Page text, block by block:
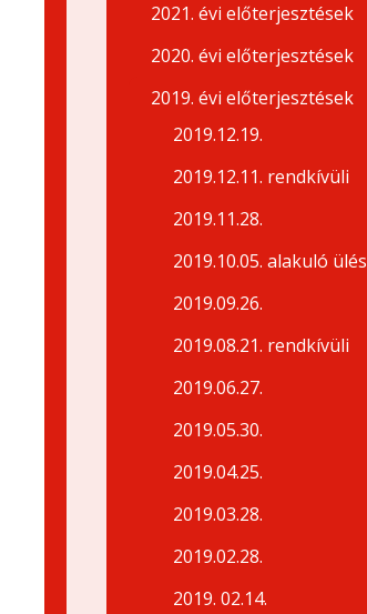
2021. évi előterjesztések
2020. évi előterjesztések
2019. évi előterjesztések
2019.12.19.
2019.12.11. rendkívüli
2019.11.28.
2019.10.05. alakuló ülés
2019.09.26.
2019.08.21. rendkívüli
2019.06.27.
2019.05.30.
2019.04.25.
2019.03.28.
2019.02.28.
2019. 02.14.